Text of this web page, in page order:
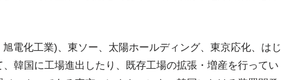
電化工業)、東ソー、太陽ホールディング、東京応化、はじ
韓国に工場進出したり、既存工場の拡張・増産を行ってい